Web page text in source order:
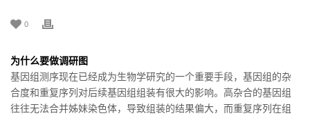
0
为什么要做调研图
基因组测序现在已经成为生物学研究的一个重要手段，基因组的杂
合度和重复序列对后续基因组组装有很大的影响。高杂合的基因组
往往无法合并姊妹染色体，导致组装的结果偏大，而重复序列在组